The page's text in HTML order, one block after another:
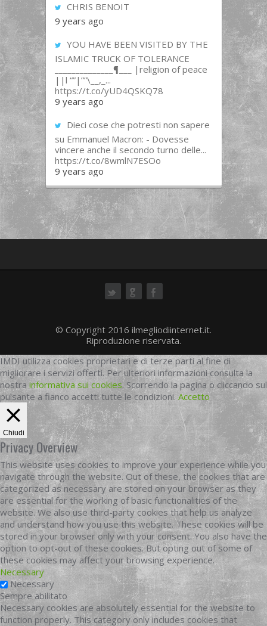
CHRIS BENOIT
9 years ago
YOU HAVE BEEN VISITED BY THE
ISLAMIC TRUCK OF TOLERANCE
______________¶___ |religion of peace
||l “”|””\__,_...
https://t.co/yUD4QSKQ78
9 years ago
Dieci cose che potresti non sapere
su Emmanuel Macron: - Dovesse
vincere anche il secondo turno delle...
https://t.co/8wmlN7ESOo
9 years ago
© Copyright 2016 ilmegliodiinternet.it.
Riproduzione riservata.
IMDI utilizza cookies proprietari e di terze parti al fine di
migliorare i servizi offerti. Per ulteriori informazioni consulta la
nostrainformativa sui cookies. Scorrendo la pagina o cliccando sul
pulsante a fianco accetti tutte le condizioni. Accetto
Chiudi
Privacy Overview
This website uses cookies to improve your experience while you
navigate through the website. Out of these, the cookies that are
categorized as necessary are stored on your browser as they
are essential for the working of basic functionalities of the
website. We also use third-party cookies that help us analyze
and understand how you use this website. These cookies will be
stored in your browser only with your consent. You also have the
option to opt-out of these cookies. But opting out of some of
these cookies may affect your browsing experience.
Necessary
Necessary
Sempre abilitato
Necessary cookies are absolutely essential for the website to
function properly. This category only includes cookies that